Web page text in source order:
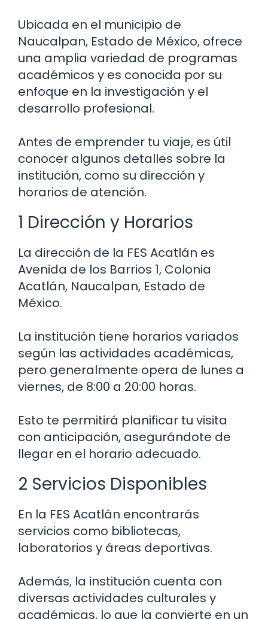
Ubicada en el municipio de
Naucalpan, Estado de México, ofrece
una amplia variedad de programas
académicos y es conocida por su
enfoque en la investigación y el
desarrollo profesional.
Antes de emprender tu viaje, es útil
conocer algunos detalles sobre la
institución, como su dirección y
horarios de atención.
1 Dirección y Horarios
La dirección de la FES Acatlán es
Avenida de los Barrios 1, Colonia
Acatlán, Naucalpan, Estado de
México.
La institución tiene horarios variados
según las actividades académicas,
pero generalmente opera de lunes a
viernes, de 8:00 a 20:00 horas.
Esto te permitirá planificar tu visita
con anticipación, asegurándote de
llegar en el horario adecuado.
2 Servicios Disponibles
En la FES Acatlán encontrarás
servicios como bibliotecas,
laboratorios y áreas deportivas.
Además, la institución cuenta con
diversas actividades culturales y
académicas, lo que la convierte en un